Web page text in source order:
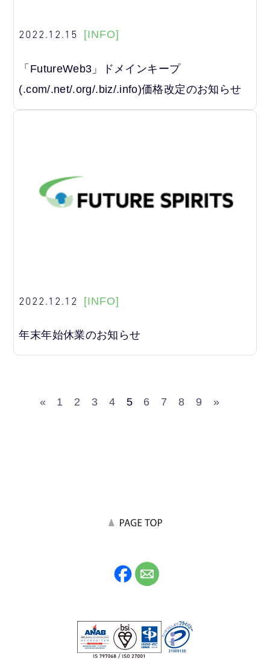
2022.12.15 [INFO]
「FutureWeb3」ドメインキープ
(.com/.net/.org/.biz/.info)価格改定のお知らせ
2022.12.12 [INFO]
年末年始休業のお知らせ
« 1 2 3 4 5 6 7 8 9 »